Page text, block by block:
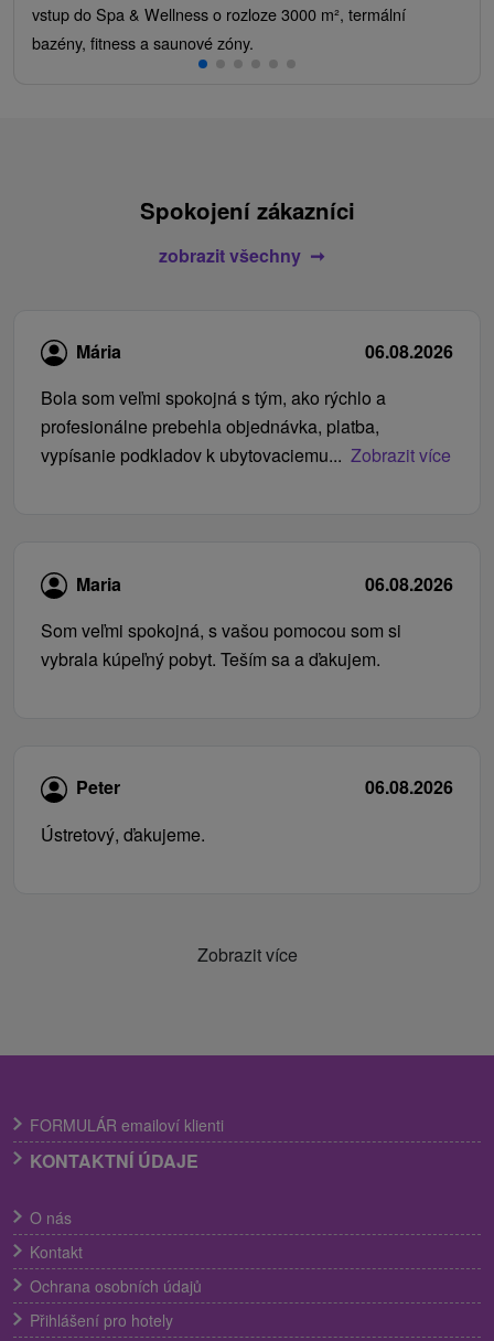
vstup do Spa & Wellness o rozloze 3000 m², termální
bazény, fitness a saunové zóny.
Spokojení zákazníci
zobrazit všechny
Mária
06.08.2026
Bola som veľmi spokojná s tým, ako rýchlo a
profesionálne prebehla objednávka, platba,
vypísanie podkladov k ubytovaciemu... Zobrazit více
Maria
06.08.2026
Som veľmi spokojná, s vašou pomocou som si
vybrala kúpeľný pobyt. Teším sa a ďakujem.
Peter
06.08.2026
Ústretový, ďakujeme.
Zobrazit více
FORMULÁR emailoví klienti
KONTAKTNÍ ÚDAJE
O nás
Kontakt
Ochrana osobních údajů
Přihlášení pro hotely